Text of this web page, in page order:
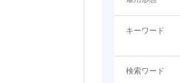
営業・アカウントエグゼクティブキーワード
開発言語・フレームワークに関するキ
検索ワード